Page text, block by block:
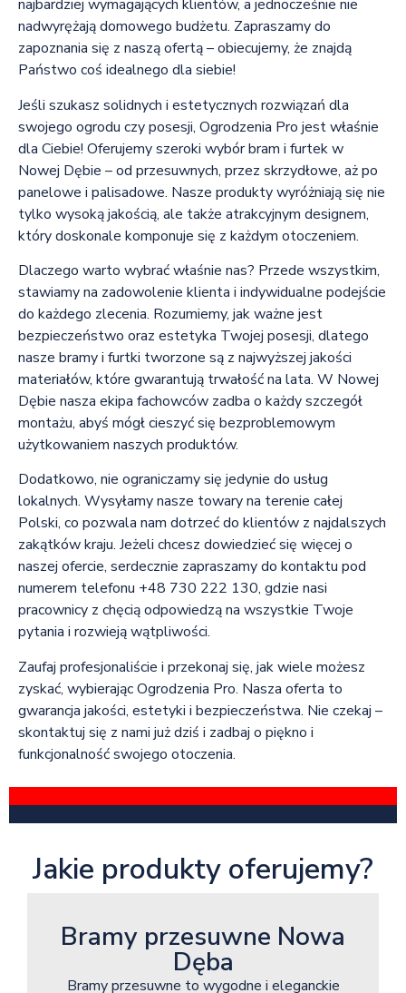
najbardziej wymagających klientów, a jednocześnie nie
nadwyrężają domowego budżetu. Zapraszamy do
zapoznania się z naszą ofertą – obiecujemy, że znajdą
Państwo coś idealnego dla siebie!
Jeśli szukasz solidnych i estetycznych rozwiązań dla
swojego ogrodu czy posesji, Ogrodzenia Pro jest właśnie
dla Ciebie! Oferujemy szeroki wybór bram i furtek w
Nowej Dębie – od przesuwnych, przez skrzydłowe, aż po
panelowe i palisadowe. Nasze produkty wyróżniają się nie
tylko wysoką jakością, ale także atrakcyjnym designem,
który doskonale komponuje się z każdym otoczeniem.
Dlaczego warto wybrać właśnie nas? Przede wszystkim,
stawiamy na zadowolenie klienta i indywidualne podejście
do każdego zlecenia. Rozumiemy, jak ważne jest
bezpieczeństwo oraz estetyka Twojej posesji, dlatego
nasze bramy i furtki tworzone są z najwyższej jakości
materiałów, które gwarantują trwałość na lata. W Nowej
Dębie nasza ekipa fachowców zadba o każdy szczegół
montażu, abyś mógł cieszyć się bezproblemowym
użytkowaniem naszych produktów.
Dodatkowo, nie ograniczamy się jedynie do usług
lokalnych. Wysyłamy nasze towary na terenie całej
Polski, co pozwala nam dotrzeć do klientów z najdalszych
zakątków kraju. Jeżeli chcesz dowiedzieć się więcej o
naszej ofercie, serdecznie zapraszamy do kontaktu pod
numerem telefonu +48 730 222 130, gdzie nasi
pracownicy z chęcią odpowiedzą na wszystkie Twoje
pytania i rozwieją wątpliwości.
Zaufaj profesjonaliście i przekonaj się, jak wiele możesz
zyskać, wybierając Ogrodzenia Pro. Nasza oferta to
gwarancja jakości, estetyki i bezpieczeństwa. Nie czekaj –
skontaktuj się z nami już dziś i zadbaj o piękno i
funkcjonalność swojego otoczenia.
Jakie produkty oferujemy?
Bramy przesuwne Nowa
Dęba
Bramy przesuwne to wygodne i eleganckie